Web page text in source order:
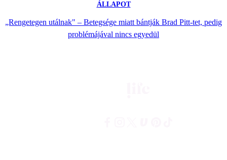
ÁLLAPOT
„Rengetegen utálnak" – Betegsége miatt bántják Brad Pitt-tet, pedig
problémájával nincs egyedül